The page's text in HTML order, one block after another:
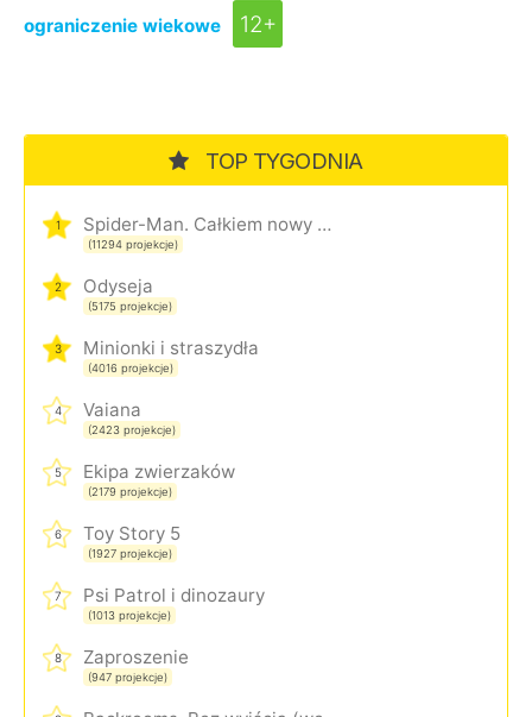
ograniczenie wiekowe 12+
TOP TYGODNIA
1 Spider-Man. Całkiem nowy dzień
(11294 projekcje)
2 Odyseja
(5175 projekcje)
3 Minionki i straszydła
(4016 projekcje)
4 Vaiana
(2423 projekcje)
5 Ekipa zwierzaków
(2179 projekcje)
6 Toy Story 5
(1927 projekcje)
7 Psi Patrol i dinozaury
(1013 projekcje)
8 Zaproszenie
(947 projekcje)